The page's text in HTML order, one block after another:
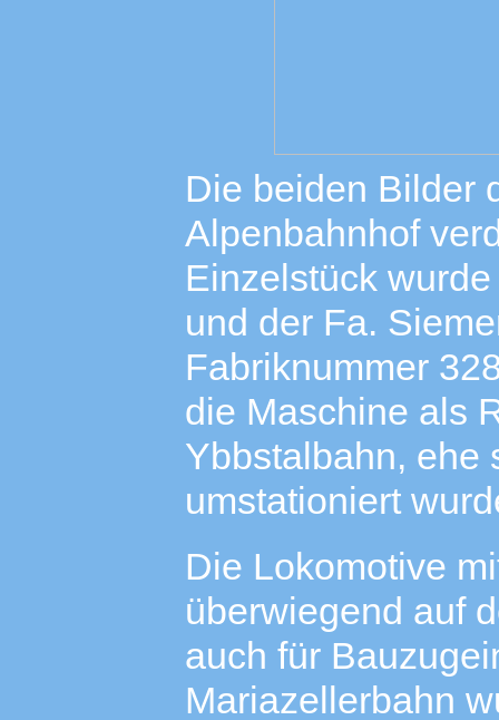
Die beiden Bilder
Alpenbahnhof
Einzelstück
und der Fa.
Fabriknummer
die Maschine als
Ybbstalbahn, ehe
umstationiert
Die Lokomotive
überwiegend auf
auch für
Mariazellerbahn